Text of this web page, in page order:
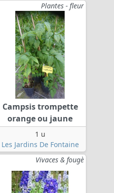
Plantes - fleur
Campsis trompette
orange ou jaune
1 u
Les Jardins De Fontaine
Vivaces & fougè